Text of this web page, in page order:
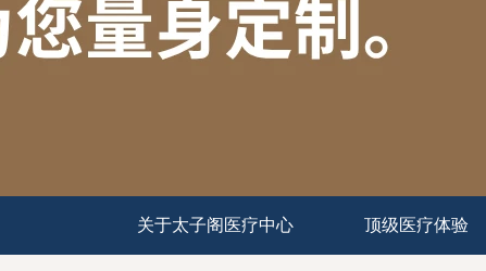
Care & Promotions
Health Screening Appointment
关于太子阁医疗中心 顶级医疗体验